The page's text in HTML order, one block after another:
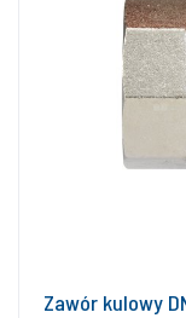
Zawór kulowy